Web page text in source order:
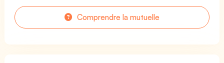
Comprendre la mutuelle